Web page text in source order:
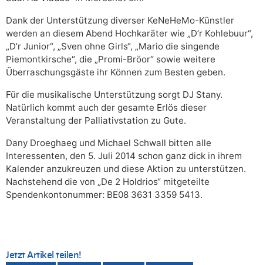
Dank der Unterstützung diverser KeNeHeMo-Künstler
werden an diesem Abend Hochkaräter wie „D’r Kohlebuur“,
„D’r Junior“, „Sven ohne Girls“, „Mario die singende
Piemontkirsche“, die „Promi-Bröor“ sowie weitere
Überraschungsgäste ihr Können zum Besten geben.
Für die musikalische Unterstützung sorgt DJ Stany.
Natürlich kommt auch der gesamte Erlös dieser
Veranstaltung der Palliativstation zu Gute.
Dany Droeghaeg und Michael Schwall bitten alle
Interessenten, den 5. Juli 2014 schon ganz dick in ihrem
Kalender anzukreuzen und diese Aktion zu unterstützen.
Nachstehend die von „De 2 Holdrios“ mitgeteilte
Spendenkontonummer: BE08 3631 3359 5413.
Jetzt Artikel teilen!